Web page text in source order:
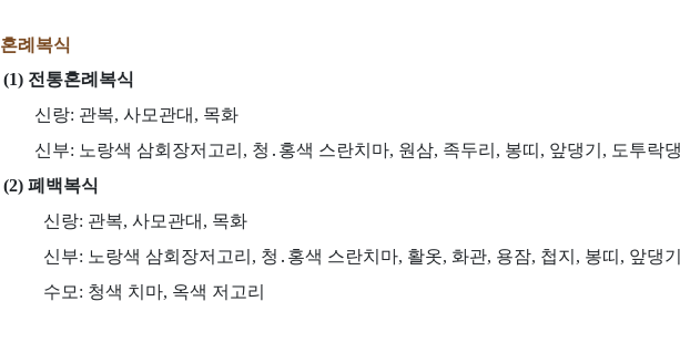
혼례복식
(1) 전통혼례복식
신랑: 관복, 사모관대, 목화
신부: 노랑색 삼회장저고리, 청․홍색 스란치마, 원삼, 족두리, 봉띠, 앞댕기, 도투락
(2) 폐백복식
신랑: 관복, 사모관대, 목화
신부: 노랑색 삼회장저고리, 청․홍색 스란치마, 활옷, 화관, 용잠, 첩지, 봉띠, 앞댕
수모: 청색 치마, 옥색 저고리